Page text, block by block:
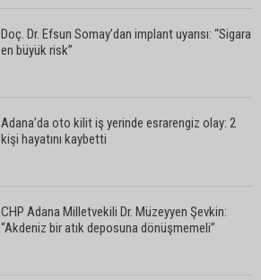
Doç. Dr. Efsun Somay’dan implant uyarısı: “Sigara
en büyük risk”
Adana’da oto kilit iş yerinde esrarengiz olay: 2
kişi hayatını kaybetti
CHP Adana Milletvekili Dr. Müzeyyen Şevkin:
“Akdeniz bir atık deposuna dönüşmemeli”